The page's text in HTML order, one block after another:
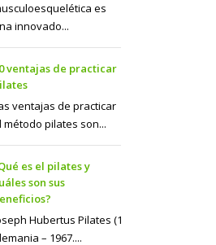
es
innovado...
ventajas de practicar
ventajas de practicar
método pilates son...
es el pilates y
son sus
Hubertus Pilates (1883.
– 1967....